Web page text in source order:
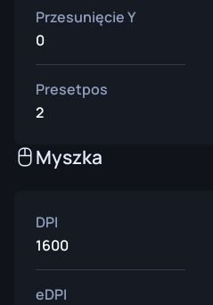
Przesunięcie Y
0
Presetpos
2
Myszka
DPI
1600
eDPI